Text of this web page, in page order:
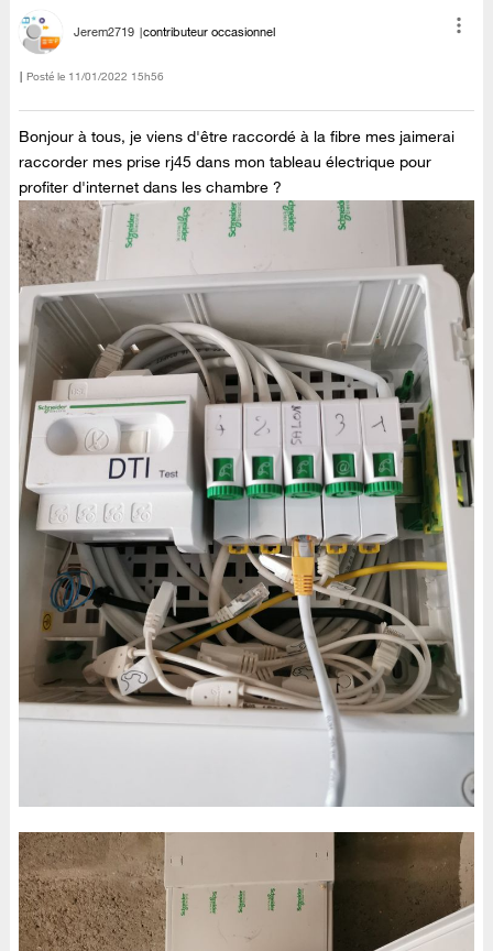
Jerem2719 contributeur occasionnel
Posté le ‎11/01/2022 15h56
Bonjour à tous, je viens d'être raccordé à la fibre mes jaimerai
raccorder mes prise rj45 dans mon tableau électrique pour
profiter d'internet dans les chambre ?